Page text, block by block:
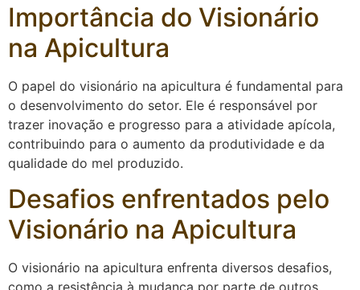
Importância do Visionário
na Apicultura
O papel do visionário na apicultura é fundamental para
o desenvolvimento do setor. Ele é responsável por
trazer inovação e progresso para a atividade apícola,
contribuindo para o aumento da produtividade e da
qualidade do mel produzido.
Desafios enfrentados pelo
Visionário na Apicultura
O visionário na apicultura enfrenta diversos desafios,